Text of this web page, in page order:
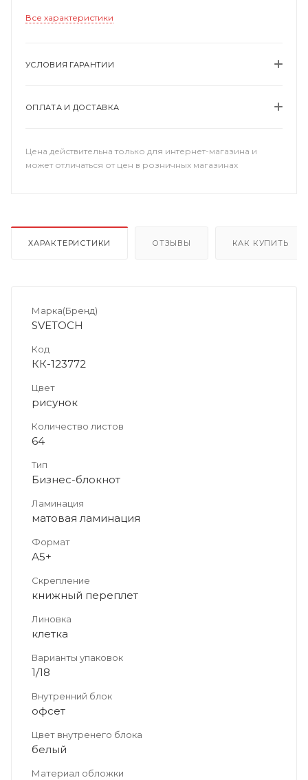
Все характеристики
УСЛОВИЯ ГАРАНТИИ
ОПЛАТА И ДОСТАВКА
Цена действительна только для интернет-магазина и
может отличаться от цен в розничных магазинах
ХАРАКТЕРИСТИКИ ОТЗЫВЫ КАК КУПИТЬ
Марка(Бренд)
SVETOCH
Код
КК-123772
Цвет
рисунок
Количество листов
64
Тип
Бизнес-блокнот
Ламинация
матовая ламинация
Формат
А5+
Скрепление
книжный переплет
Линовка
клетка
Варианты упаковок
1/18
Внутренний блок
офсет
Цвет внутренего блока
белый
Материал обложки